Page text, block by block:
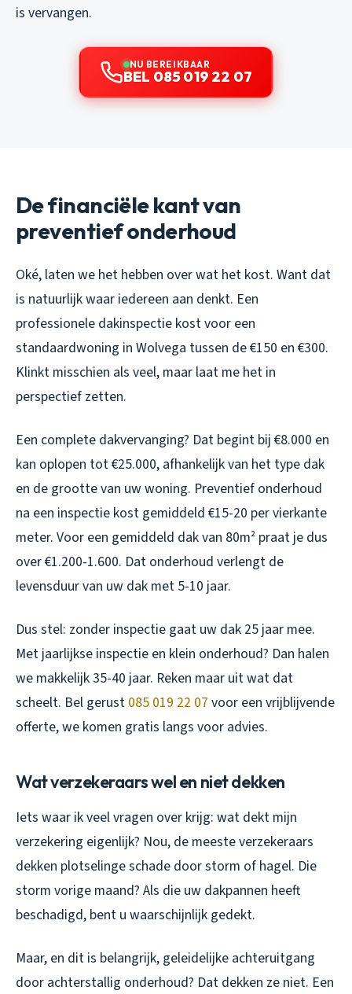
is vervangen.
NU BEREIKBAAR
BEL 085 019 22 07
De financiële kant van
preventief onderhoud
Oké, laten we het hebben over wat het kost. Want dat
is natuurlijk waar iedereen aan denkt. Een
professionele dakinspectie kost voor een
standaardwoning in Wolvega tussen de €150 en €300.
Klinkt misschien als veel, maar laat me het in
perspectief zetten.
Een complete dakvervanging? Dat begint bij €8.000 en
kan oplopen tot €25.000, afhankelijk van het type dak
en de grootte van uw woning. Preventief onderhoud
na een inspectie kost gemiddeld €15-20 per vierkante
meter. Voor een gemiddeld dak van 80m² praat je dus
over €1.200-1.600. Dat onderhoud verlengt de
levensduur van uw dak met 5-10 jaar.
Dus stel: zonder inspectie gaat uw dak 25 jaar mee.
Met jaarlijkse inspectie en klein onderhoud? Dan halen
we makkelijk 35-40 jaar. Reken maar uit wat dat
scheelt. Bel gerust 085 019 22 07 voor een vrijblijvende
offerte, we komen gratis langs voor advies.
Wat verzekeraars wel en niet dekken
Iets waar ik veel vragen over krijg: wat dekt mijn
verzekering eigenlijk? Nou, de meeste verzekeraars
dekken plotselinge schade door storm of hagel. Die
storm vorige maand? Als die uw dakpannen heeft
beschadigd, bent u waarschijnlijk gedekt.
Maar, en dit is belangrijk, geleidelijke achteruitgang
door achterstallig onderhoud? Dat dekken ze niet. Een